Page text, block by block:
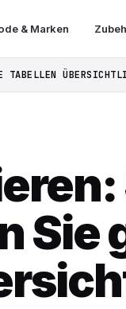
& Marken
Sie